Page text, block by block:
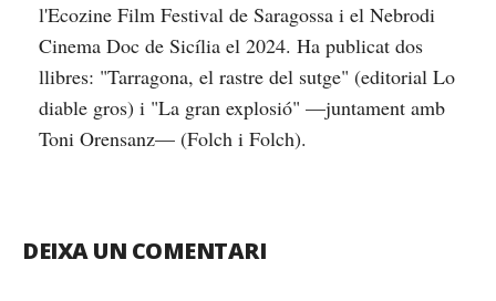
l'Ecozine Film Festival de Saragossa i el Nebrodi
Cinema Doc de Sicília el 2024. Ha publicat dos
llibres: "Tarragona, el rastre del sutge" (editorial Lo
diable gros) i "La gran explosió" —juntament amb
Toni Orensanz— (Folch i Folch).
DEIXA UN COMENTARI